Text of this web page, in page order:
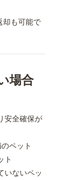
却も可能で
場合
安全確保が
ペット
ト
いないペッ